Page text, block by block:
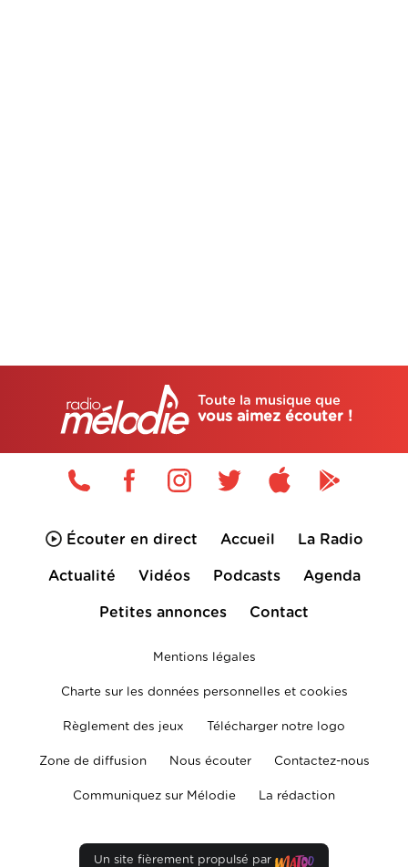
Toute la musique que
vous aimez écouter !
Écouter en direct Accueil La Radio
Actualité Vidéos Podcasts Agenda
Petites annonces Contact
Mentions légales
Charte sur les données personnelles et cookies
Règlement des jeux Télécharger notre logo
Zone de diffusion Nous écouter Contactez-nous
Communiquez sur Mélodie La rédaction
Un site fièrement propulsé par